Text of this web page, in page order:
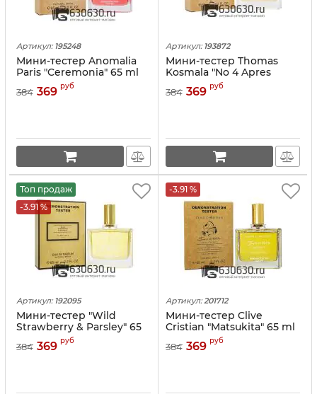
Артикул: 195248
Мини-тестер Anomalia
Paris "Ceremonia" 65 ml
384 369 руб
Артикул: 193872
Мини-тестер Thomas
Kosmala "No 4 Apres
L'Amour" 65 ml
384 369 руб
Топ продаж
-3.91 %
Артикул: 192095
Мини-тестер "Wild
Strawberry & Parsley" 65
384 369 руб
-3.91 %
Артикул: 201712
Мини-тестер Clive
Cristian "Matsukita" 65 ml
384 369 руб